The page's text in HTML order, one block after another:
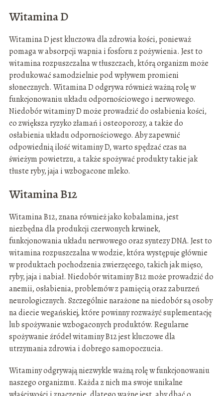
Witamina D
Witamina D jest kluczowa dla zdrowia kości, ponieważ
pomaga w absorpcji wapnia i fosforu z pożywienia. Jest to
witamina rozpuszczalna w tłuszczach, którą organizm może
produkować samodzielnie pod wpływem promieni
słonecznych. Witamina D odgrywa również ważną rolę w
funkcjonowaniu układu odpornościowego i nerwowego.
Niedobór witaminy D może prowadzić do osłabienia kości,
co zwiększa ryzyko złamań i osteoporozy, a także do
osłabienia układu odpornościowego. Aby zapewnić
odpowiednią ilość witaminy D, warto spędzać czas na
świeżym powietrzu, a także spożywać produkty takie jak
tłuste ryby, jaja i wzbogacone mleko.
Witamina B12
Witamina B12, znana również jako kobalamina, jest
niezbędna dla produkcji czerwonych krwinek,
funkcjonowania układu nerwowego oraz syntezy DNA. Jest to
witamina rozpuszczalna w wodzie, która występuje głównie
w produktach pochodzenia zwierzęcego, takich jak mięso,
ryby, jaja i nabiał. Niedobór witaminy B12 może prowadzić do
anemii, osłabienia, problemów z pamięcią oraz zaburzeń
neurologicznych. Szczególnie narażone na niedobór są osoby
na diecie wegańskiej, które powinny rozważyć suplementację
lub spożywanie wzbogaconych produktów. Regularne
spożywanie źródeł witaminy B12 jest kluczowe dla
utrzymania zdrowia i dobrego samopoczucia.
Witaminy odgrywają niezwykle ważną rolę w funkcjonowaniu
naszego organizmu. Każda z nich ma swoje unikalne